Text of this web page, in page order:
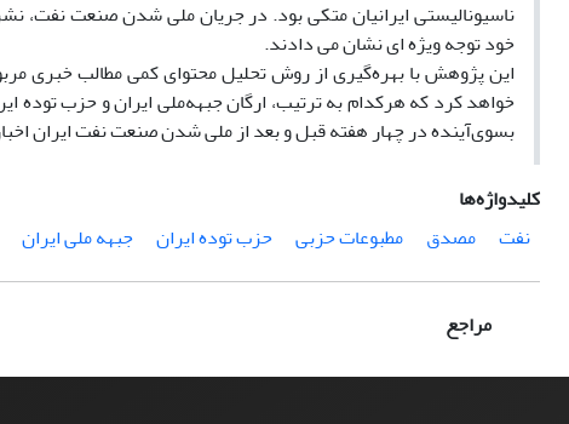
ناسیونالیستی ایرانیان متکی بود. در جریان ملی شدن صنعت
خود توجه ویژه ای نشان می دادند.
این پژوهش با بهره‌گیری از روش تحلیل محتوای کمی مطالب خبری
خواهد کرد که هرکدام به ترتیب، ارگان جبهه‌ملی ایران و حزب توده
بسوی‌آینده در چهار هفته قبل و بعد از ملی شدن صنعت نفت ایران
کلیدواژه‌ها
نفت
مصدق مطبوعات حزبی حزب توده ایران جبهه ملی ایران
مراجع